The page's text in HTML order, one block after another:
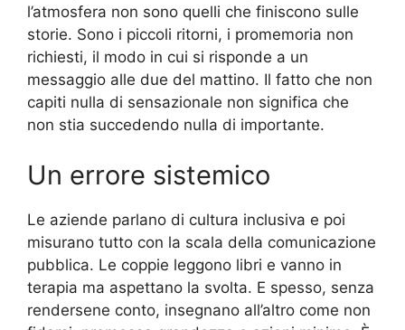
l’atmosfera non sono quelli che finiscono sulle
storie. Sono i piccoli ritorni, i promemoria non
richiesti, il modo in cui si risponde a un
messaggio alle due del mattino. Il fatto che non
capiti nulla di sensazionale non significa che
non stia succedendo nulla di importante.
Un errore sistemico
Le aziende parlano di cultura inclusiva e poi
misurano tutto con la scala della comunicazione
pubblica. Le coppie leggono libri e vanno in
terapia ma aspettano la svolta. E spesso, senza
rendersene conto, insegnano all’altro come non